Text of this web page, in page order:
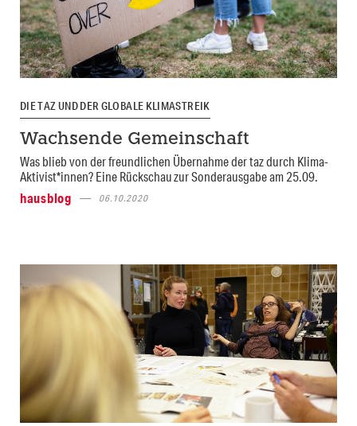
DIE TAZ UND DER GLOBALE KLIMASTREIK
Wachsende Gemeinschaft
Was blieb von der freundlichen Übernahme der taz durch Klima-
Aktivist*innen? Eine Rückschau zur Sonderausgabe am 25.09.
hausblog
06.10.2020